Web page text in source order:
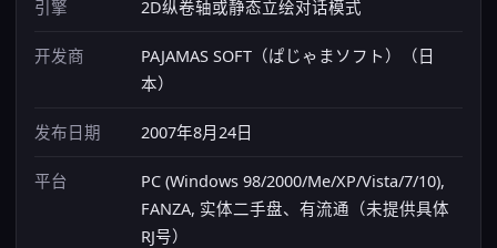
引擎 2D纵卷轴或静态立绘对话模式
开发商
PAJAMAS SOFT（ぱじゃまソフト）（日
本）
发布日期 2007年8月24日
平台
PC (Windows 98/2000/Me/XP/Vista/7/10),
FANZA, 实体二手盘、有流通（未提供具体
RJ号）